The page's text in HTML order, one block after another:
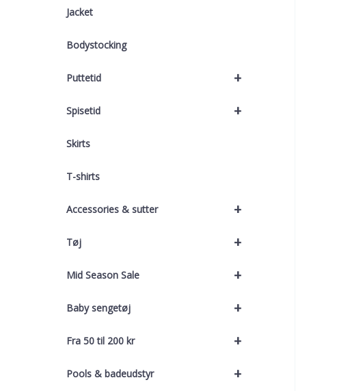
Jacket
Bodystocking
+
Puttetid
+
Spisetid
Skirts
T-shirts
+
Accessories & sutter
+
Tøj
+
Mid Season Sale
+
Baby sengetøj
+
Fra 50 til 200 kr
+
Pools & badeudstyr